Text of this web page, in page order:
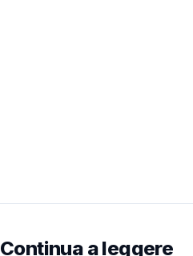
Continua a leggere